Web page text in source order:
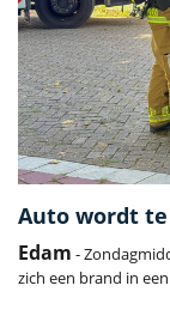
Auto wordt
Edam -
zich een brand in